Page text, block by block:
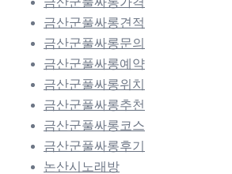
금산군풀싸롱견적
금산군풀싸롱문의
금산군풀싸롱예약
금산군풀싸롱위치
금산군풀싸롱추천
금산군풀싸롱코스
금산군풀싸롱후기
논산시노래방